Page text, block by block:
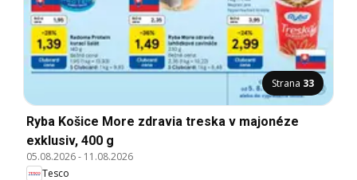
Strana 33
Ryba Košice More zdravia treska v majonéze
exklusiv, 400 g
05.08.2026- 11.08.2026
Tesco